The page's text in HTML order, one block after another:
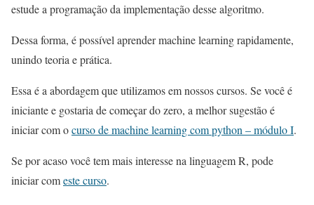
estude a programação da implementação desse algoritmo.
Dessa forma, é possível aprender machine learning rapidamente,
unindo teoria e prática.
Essa é a abordagem que utilizamos em nossos cursos. Se você é
iniciante e gostaria de começar do zero, a melhor sugestão é
iniciar com ocurso de machine learning com python – módulo I.
Se por acaso você tem mais interesse na linguagem R, pode
iniciar comeste curso.